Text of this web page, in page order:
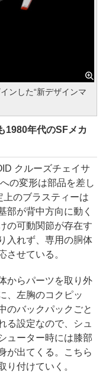
ンした“新デザインマ
年代のSFメカ
クルーズチェイサ
の変形は部品を差し
上のブラスティーは
部が背中方向に動く
の可動関節が存在す
入れず、専用の胴体
させている。
からパーツを取り外
、左胸のコクピッ
のバックパックごと
る設定なので、シュ
ューター時には膝部
が出てくる。こちら
り付けていく。